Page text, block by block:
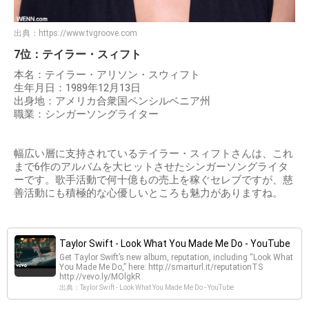
出典： https://www.tvgroove.com
7位：テイラー・スィフト
本名：テイラー・アリソン・スウィフト
生年月日：1989年12月13日
出身地：アメリカ合衆国ペンシルベニア州
職業：シンガーソングライター
幅広い層に支持されているテイラー・スィフトさんは、これ
まで6作のアルバムを大ヒットさせたシンガーソングライタ
ーです。歌手活動で何十億もの売上を稼ぐセレブですが、慈
善活動にも積極的な心優しいところも魅力がありますね。
Taylor Swift - Look What You Made Me Do - YouTube
Get Taylor Swift’s new album, reputation, including “Look What
You Made Me Do,” here: http://smarturl.it/reputationTS
http://vevo.ly/MOlgkR
出典：Taylor Swift - Look What You Made Me Do - YouTube